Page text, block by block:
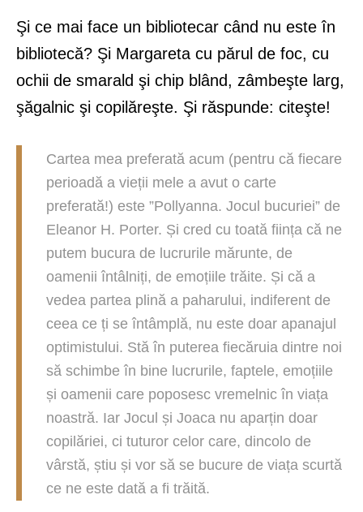
Şi ce mai face un bibliotecar când nu este în
bibliotecă? Şi Margareta cu părul de foc, cu
ochii de smarald şi chip blând, zâmbeşte larg,
şăgalnic şi copilăreşte. Şi răspunde: citeşte!
Cartea mea preferată acum (pentru că fiecare
perioadă a vieții mele a avut o carte
preferată!) este ”Pollyanna. Jocul bucuriei” de
Eleanor H. Porter. Și cred cu toată ființa că ne
putem bucura de lucrurile mărunte, de
oamenii întâlniți, de emoțiile trăite. Și că a
vedea partea plină a paharului, indiferent de
ceea ce ți se întâmplă, nu este doar apanajul
optimistului. Stă în puterea fiecăruia dintre noi
să schimbe în bine lucrurile, faptele, emoțiile
și oamenii care poposesc vremelnic în viața
noastră. Iar Jocul și Joaca nu aparțin doar
copilăriei, ci tuturor celor care, dincolo de
vârstă, știu și vor să se bucure de viața scurtă
ce ne este dată a fi trăită.